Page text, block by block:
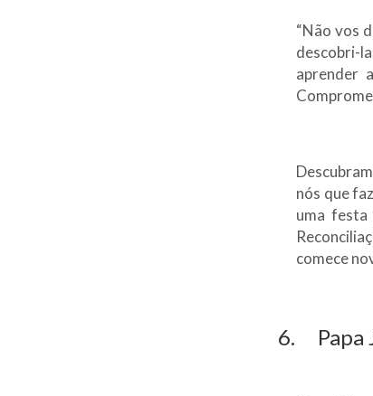
“Não vos
descobri-
aprender
nós que
uma festa
comece
6. Papa